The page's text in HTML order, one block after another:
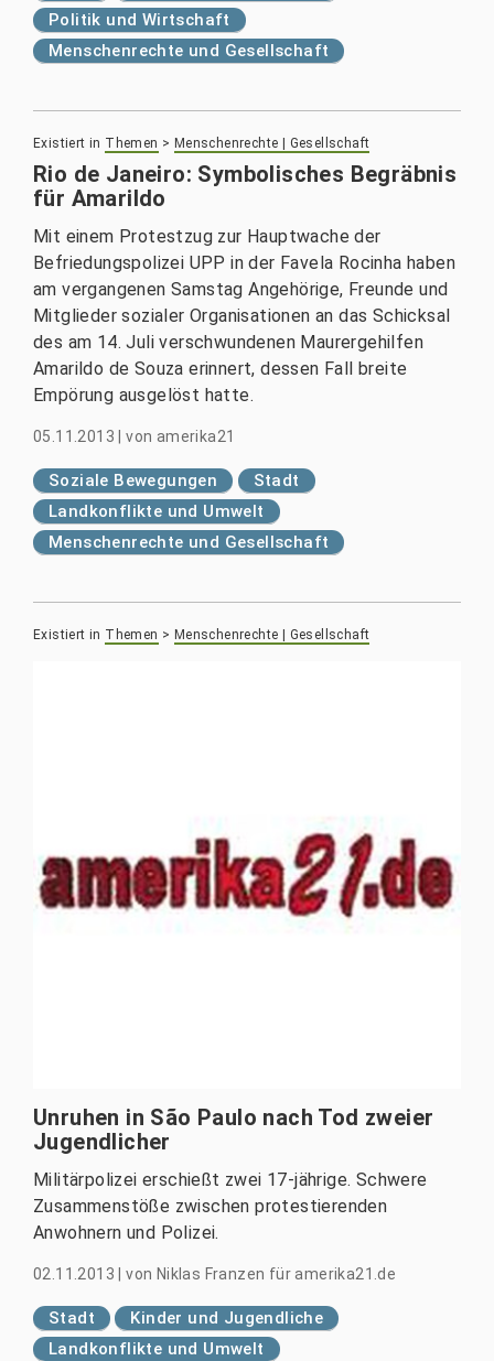
Politik und Wirtschaft
Menschenrechte und Gesellschaft
Existiert in Themen > Menschenrechte | Gesellschaft
Rio de Janeiro: Symbolisches Begräbnis
für Amarildo
Mit einem Protestzug zur Hauptwache der
Befriedungspolizei UPP in der Favela Rocinha haben
am vergangenen Samstag Angehörige, Freunde und
Mitglieder sozialer Organisationen an das Schicksal
des am 14. Juli verschwundenen Maurergehilfen
Amarildo de Souza erinnert, dessen Fall breite
Empörung ausgelöst hatte.
05.11.2013 |von amerika21
Soziale Bewegungen
Stadt
Landkonflikte und Umwelt
Menschenrechte und Gesellschaft
Existiert in Themen > Menschenrechte | Gesellschaft
Unruhen in São Paulo nach Tod zweier
Jugendlicher
Militärpolizei erschießt zwei 17-jährige. Schwere
Zusammenstöße zwischen protestierenden
Anwohnern und Polizei.
02.11.2013 |von Niklas Franzen für amerika21.de
Stadt
Kinder und Jugendliche
Landkonflikte und Umwelt